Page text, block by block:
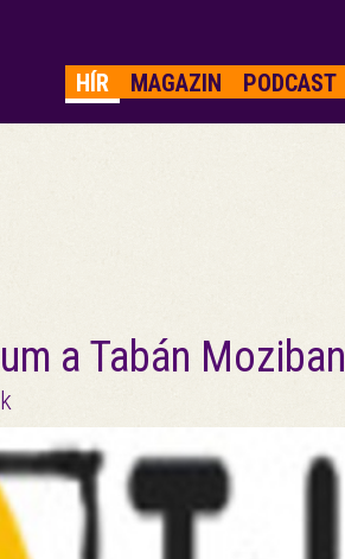
HÍR MAGAZIN PODCAST
a Tabán Moziban